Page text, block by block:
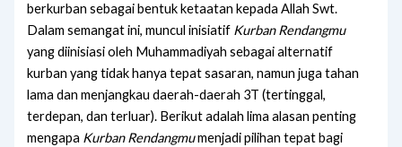
berkurban sebagai bentuk ketaatan kepada Allah Swt.
Dalam semangat ini, muncul inisiatif Kurban Rendangmu
yang diinisiasi oleh Muhammadiyah sebagai alternatif
kurban yang tidak hanya tepat sasaran, namun juga tahan
lama dan menjangkau daerah-daerah 3T (tertinggal,
terdepan, dan terluar). Berikut adalah lima alasan penting
mengapa Kurban Rendangmumenjadi pilihan tepat bagi